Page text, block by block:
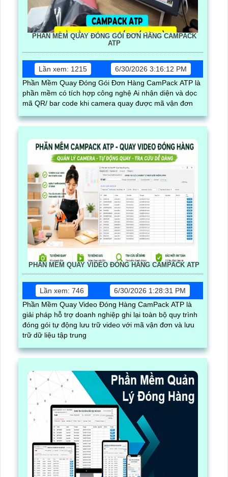
PHẦN MỀM QUAY ĐÓNG GÓI ĐƠN HÀNG CAMPACK
ATP
Lần xem: 1215
6/30/2026 3:16:12 PM
Phần Mềm Quay Đóng Gói Đơn Hàng CamPack ATP là
phần mềm có tích hợp công nghệ Ai nhận diện và dọc
mã QR/ bar code khi camera quay được mã vận đơn
PHẦN MỀM QUAY VIDEO ĐÓNG HÀNG CAMPACK ATP
Lần xem: 746
6/30/2026 1:28:31 PM
Phần Mềm Quay Video Đóng Hàng CamPack ATP là
giải pháp hỗ trợ doanh nghiệp ghi lại toàn bộ quy trình
đóng gói tự động lưu trữ video với mã vận đơn và lưu
trữ dữ liệu tập trung